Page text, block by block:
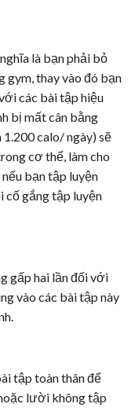
là bạn phải bỏ
gym, thay vào đó bạn
các bài tập hiệu
bị mất cân bằng
calo/ ngày) sẽ
cơ thể, làm cho
bạn tập luyện
cố gắng tập luyện
gấp hai lần đối với
vào các bài tập này
tập toàn thân để
lười không tập